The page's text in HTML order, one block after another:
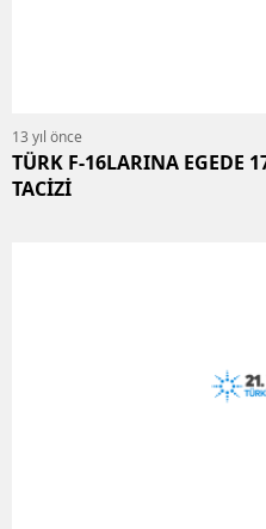
13 yıl önce
TÜRK F-16LARINA EGEDE
TACİZİ